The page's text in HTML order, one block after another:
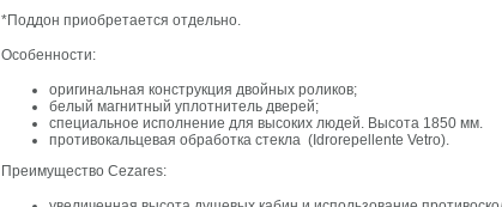
*Поддон приобретается отдельно.
Особенности:
оригинальная конструкция двойных роликов;
белый магнитный уплотнитель дверей;
специальное исполнение для высоких людей.
противокальцевая обработка стекла (Idrorepellente Vetro).
Преимущество Cezares: